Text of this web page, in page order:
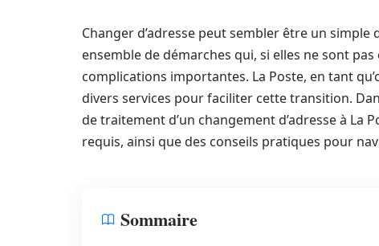
Changer d’adresse peut sembler être un
ensemble de démarches qui, si elles ne sont
complications importantes. La Poste, en tant
divers services pour faciliter cette transition.
de traitement d’un changement d’adresse à La
requis, ainsi que des conseils pratiques pour
Sommaire